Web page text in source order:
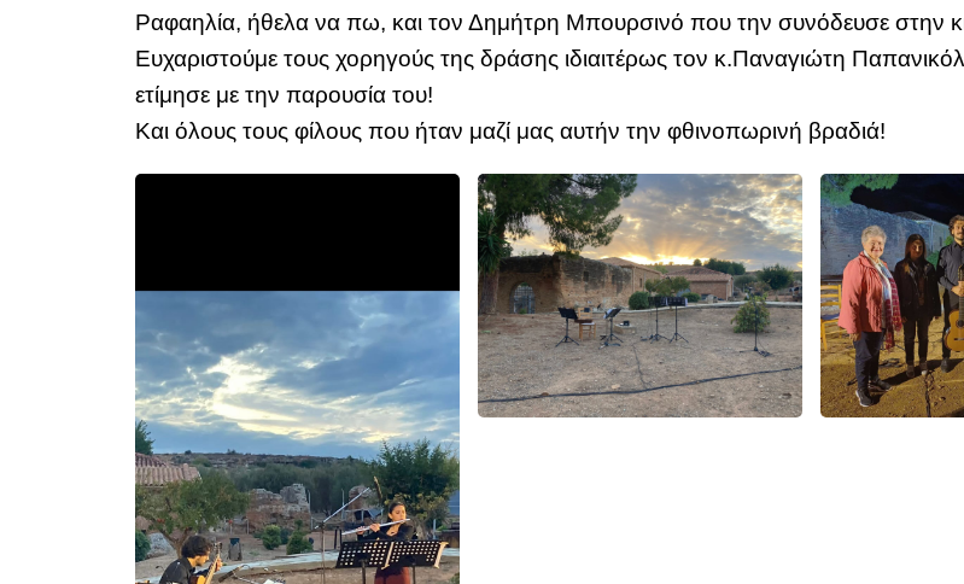
Ραφαηλία, ήθελα να πω, και τον Δημήτρη Μπουρσινό που την συνόδευσε στην
Ευχαριστούμε τους χορηγούς της δράσης ιδιαιτέρως τον κ.Παναγιώτη
ετίμησε με την παρουσία του!
Και όλους τους φίλους που ήταν μαζί μας αυτήν την φθινοπωρινή βραδιά!